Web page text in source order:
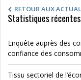
RETOUR AUX
Statistiques récentes
Enquête auprès des
confiance des
Tissu sectoriel de